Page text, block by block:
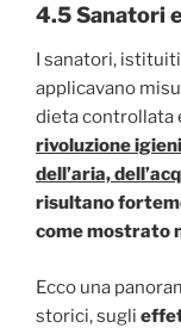
4.5 Sanatori
I sanatori,
applicavano
dieta controllata
rivoluzione
dell’aria,
risultano
come mostrato
Ecco una
storici, sugli